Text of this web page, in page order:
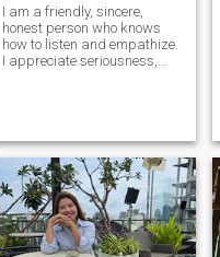
I am a friendly, sincere,
honest person who knows
how to listen and empathize.
I appreciate seriousness,
enjoy looking at the sea and
na